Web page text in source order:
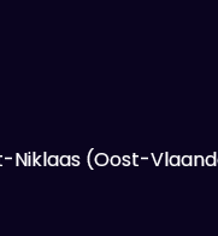
Niklaas (Oost-